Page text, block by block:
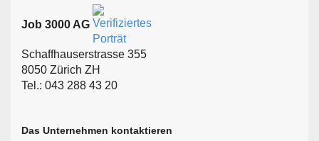
Job 3000 AG
Schaffhauserstrasse 355
8050 Zürich ZH
Tel.: 043 288 43 20
Das Unternehmen kontaktieren